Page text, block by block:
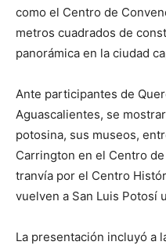
como el Centro de
metros cuadrados de
panorámica en la ciudad
Ante participantes de
Aguascalientes, se
potosina, sus museos,
Carrington en el Centro
tranvía por el Centro
vuelven a San Luis Potosí
La presentación incluyó a